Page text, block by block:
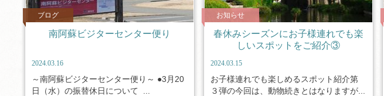
ブログ
南阿蘇ビジターセンター便り
2024.03.16
～南阿蘇ビジターセンター便り～ ●3月20
日（水）の振替休日について ...
お知らせ
春休みシーズンにお子様連れでも楽
しいスポットをご紹介③
2024.03.15
お子様連れでも楽しめるスポット紹介第
３弾の今回は、動物続きとはなりますが...